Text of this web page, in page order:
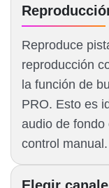
Reproduce
reproducción
la función de
PRO. Esto es
audio de fondo
control manual.